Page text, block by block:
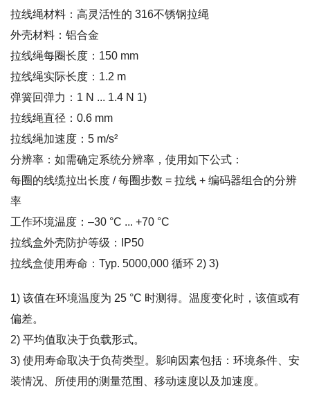
拉线绳材料：高灵活性的 316不锈钢拉绳
外壳材料：铝合金
拉线绳每圈长度：150 mm
拉线绳实际长度：1.2 m
弹簧回弹力：1 N ... 1.4 N 1)
拉线绳直径：0.6 mm
拉线绳加速度：5 m/s²
分辨率：如需确定系统分辨率，使用如下公式：
每圈的线缆拉出长度 / 每圈步数 = 拉线 + 编码器组合的分辨
率
工作环境温度：–30 °C ... +70 °C
拉线盒外壳防护等级：IP50
拉线盒使用寿命：Typ. 5000,000 循环 2) 3)
1) 该值在环境温度为 25 °C 时测得。温度变化时，该值或有
偏差。
2) 平均值取决于负载形式。
3) 使用寿命取决于负荷类型。影响因素包括：环境条件、安
装情况、所使用的测量范围、移动速度以及加速度。